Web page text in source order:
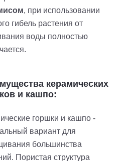
, при использовании
гибель растения от
воды полностью
керамических
и кашпо:
горшки и кашпо -
вариант для
большинства
Пористая структура